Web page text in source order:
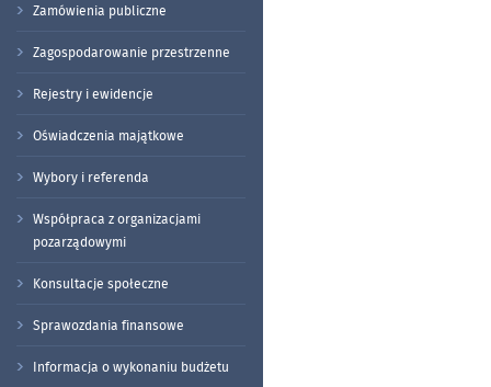
Zamówienia publiczne
Zagospodarowanie przestrzenne
Rejestry i ewidencje
Oświadczenia majątkowe
Wybory i referenda
Współpraca z organizacjami
pozarządowymi
Konsultacje społeczne
Sprawozdania finansowe
Informacja o wykonaniu budżetu